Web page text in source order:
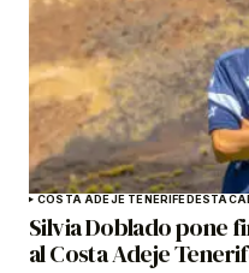
COSTA ADEJE TENERIFE
Silvia Doblado pone
al Costa Adeje